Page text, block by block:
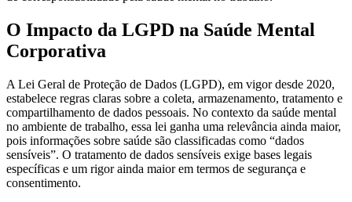
O Impacto da LGPD na Saúde Mental
Corporativa
A Lei Geral de Proteção de Dados (LGPD), em vigor desde 2020,
estabelece regras claras sobre a coleta, armazenamento, tratamento e
compartilhamento de dados pessoais. No contexto da saúde mental
no ambiente de trabalho, essa lei ganha uma relevância ainda maior,
pois informações sobre saúde são classificadas como “dados
sensíveis”. O tratamento de dados sensíveis exige bases legais
específicas e um rigor ainda maior em termos de segurança e
consentimento.